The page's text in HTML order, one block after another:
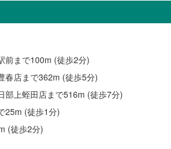
前まで100m (徒歩2分)
春店まで362m (徒歩5分)
部上蛭田店まで516m (徒歩7分)
25m (徒歩1分)
(徒歩2分)